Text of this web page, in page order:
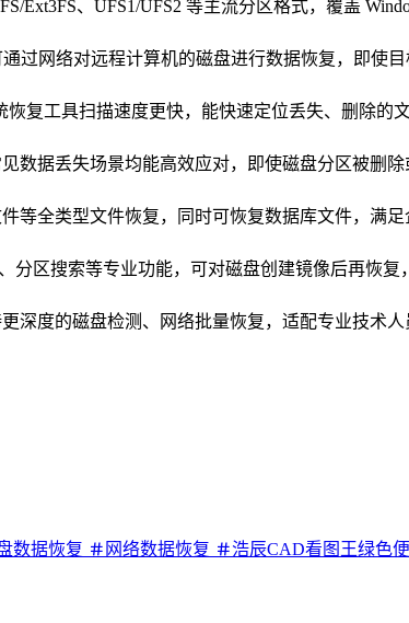
Ext3FS、UFS1/UFS2 等主流分区格式，覆盖
过网络对远程计算机的磁盘进行数据恢复，即使
恢复工具扫描速度更快，能快速定位丢失、删除
数据丢失场景均能高效应对，即使磁盘分区被删
等全类型文件恢复，同时可恢复数据库文件，满
分区搜索等专业功能，可对磁盘创建镜像后再恢
深度的磁盘检测、网络批量恢复，适配专业技术
数据恢复 网络数据恢复 浩辰CAD看图王绿色